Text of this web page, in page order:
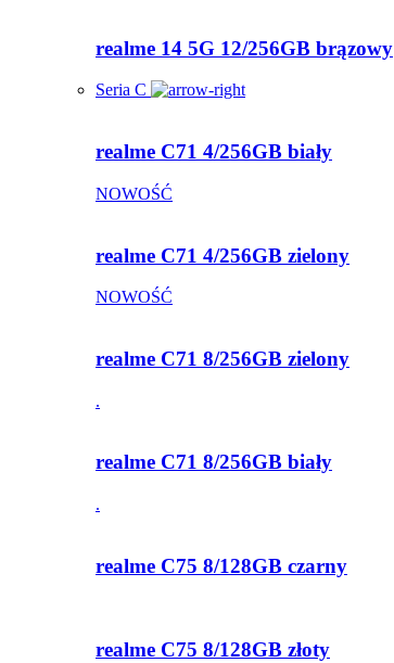
realme 14 5G 12/256GB brązowy
Seria C
realme C71 4/256GB biały
NOWOŚĆ
realme C71 4/256GB zielony
NOWOŚĆ
realme C71 8/256GB zielony
.
realme C71 8/256GB biały
.
realme C75 8/128GB czarny
realme C75 8/128GB złoty